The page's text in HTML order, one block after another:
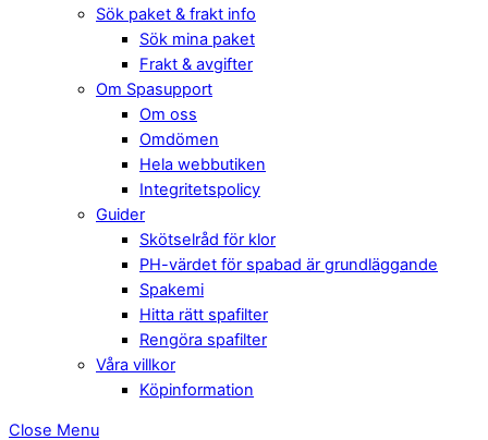
Sök paket & frakt info
Sök mina paket
Frakt & avgifter
Om Spasupport
Om oss
Omdömen
Hela webbutiken
Integritetspolicy
Guider
Skötselråd för klor
PH-värdet för spabad är grundläggande
Spakemi
Hitta rätt spafilter
Rengöra spafilter
Våra villkor
Köpinformation
Close Menu